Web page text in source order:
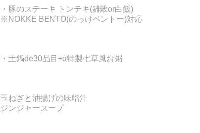
・豚のステーキ トンテキ(雑穀or白飯)
※NOKKE BENTO(のっけベントー)対応
・土鍋de30品目+α特製七草風お粥
玉ねぎと油揚げの味噌汁
ジンジャースープ